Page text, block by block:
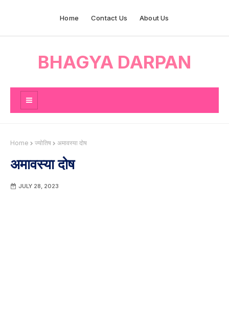
Home Contact Us About Us
BHAGYA DARPAN
Home ज्योतिष अमावस्या दोष
अमावस्या दोष
JULY 28, 2023